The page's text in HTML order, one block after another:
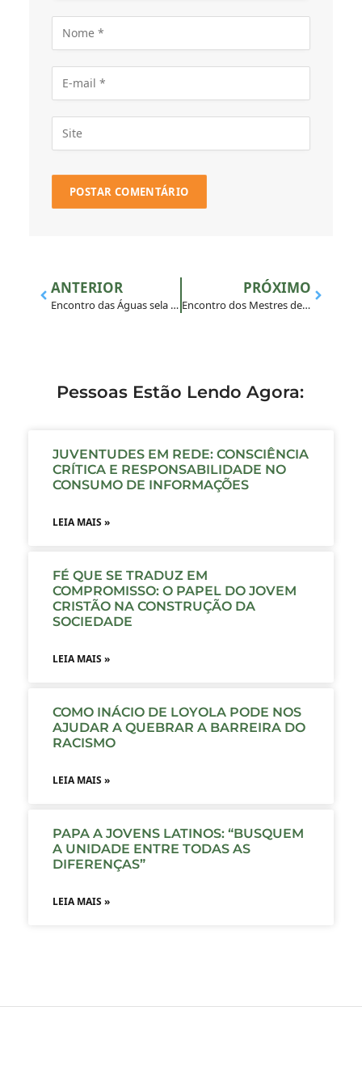
ANTERIOR
Encontro das Águas sela compromisso do Muticom com uma comunicação transformadora
PRÓXIMO
Encontro dos Mestres de Noviços da CPAL
Pessoas Estão Lendo Agora:
JUVENTUDES EM REDE: CONSCIÊNCIA
CRÍTICA E RESPONSABILIDADE NO
CONSUMO DE INFORMAÇÕES
LEIA MAIS »
FÉ QUE SE TRADUZ EM
COMPROMISSO: O PAPEL DO JOVEM
CRISTÃO NA CONSTRUÇÃO DA
SOCIEDADE
LEIA MAIS »
COMO INÁCIO DE LOYOLA PODE NOS
AJUDAR A QUEBRAR A BARREIRA DO
RACISMO
LEIA MAIS »
PAPA A JOVENS LATINOS: “BUSQUEM
A UNIDADE ENTRE TODAS AS
DIFERENÇAS”
LEIA MAIS »